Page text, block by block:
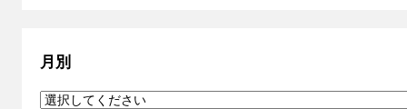
月別